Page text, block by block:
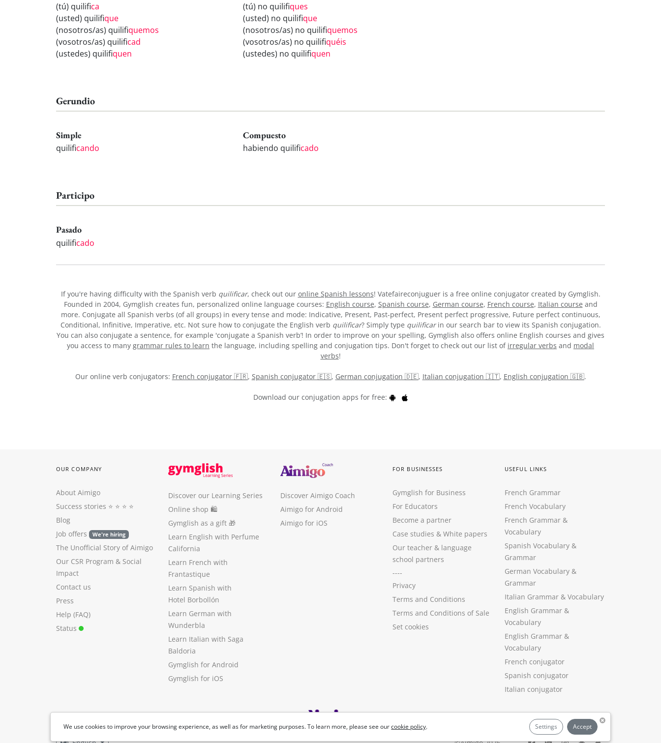
(tú) quilifica
(usted) quilifique
(nosotros/as) quilifiquemos
(vosotros/as) quilificad
(ustedes) quilifiquen
(tú) no quilifiques
(usted) no quilifique
(nosotros/as) no quilifiquemos
(vosotros/as) no quilifiquéis
(ustedes) no quilifiquen
Gerundio
Simple
quilificando
Compuesto
habiendo quilificado
Participo
Pasado
quilificado
If you're having difficulty with the Spanish verb quilificar, check out our online Spanish lessons! Vatefaireconjuguer is a free online conjugator created by Gymglish.
Founded in 2004, Gymglish creates fun, personalized online language courses: English course, Spanish course, German course, French course, Italian course and
more. Conjugate all Spanish verbs (of all groups) in every tense and mode: Indicative, Present, Past-perfect, Present perfect progressive, Future perfect continuous,
Conditional, Infinitive, Imperative, etc. Not sure how to conjugate the English verb quilificar? Simply type quilificarin our search bar to view its Spanish conjugation.
You can also conjugate a sentence, for example 'conjugate a Spanish verb’! In order to improve on your spelling, Gymglish also offers online English courses and gives
you access to many grammar rules to learn the language, including spelling and conjugation tips. Don't forget to check out our list of irregular verbs and modal
verbs!
Our online verb conjugators: French conjugator 🇫🇷, Spanish conjugator 🇪🇸, German conjugation 🇩🇪, Italian conjugation 🇮🇹, English conjugation 🇬🇧.
Download our conjugation apps for free:
We use cookies to improve your browsing experience, as well as for marketing purposes. To learn more, please see ourcookie policy. Settings Accept
OUR COMPANY
About Aimigo
Success stories ⭐️ ⭐️ ⭐️ ⭐️
Blog
Job offers
We're hiring
The Unofficial Story of Aimigo
Our CSR Program & Social
Impact
Contact us
Press
Help (FAQ)
Status
Discover our Learning Series
Online shop 🛍
Gymglish as a gift 🎁
Learn English with Perfume
California
Learn French with
Frantastique
Learn Spanish with
Hotel Borbollón
Learn German with
Wunderbla
Learn Italian with Saga
Baldoria
Gymglish for Android
Gymglish for iOS
Discover Aimigo Coach
Aimigo for Android
Aimigo for iOS
FOR BUSINESSES
Gymglish for Business
For Educators
Become a partner
Case studies & White papers
Our teacher & language
school partners
----
Privacy
Terms and Conditions
Terms and Conditions of Sale
Set cookies
USEFUL LINKS
French Grammar
French Vocabulary
French Grammar &
Vocabulary
Spanish Vocabulary &
Grammar
German Vocabulary &
Grammar
Italian Grammar & Vocabulary
English Grammar &
Vocabulary
English Grammar &
Vocabulary
French conjugator
Spanish conjugator
Italian conjugator